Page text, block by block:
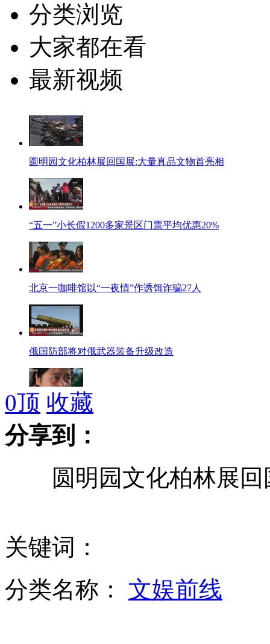
分类浏览
大家都在看
最新视频
圆明园文化柏林展回国展:大量真品文物首亮相
“五一”小长假1200多家景区门票平均优惠20%
北京一咖啡馆以“一夜情”作诱饵诈骗27人
俄国防部将对俄武器装备升级改造
实拍：震后第一课
百款新车亮相上海车展 新能源车“绿动”车展
电视直播被问"你幸福吗" 普京答:这是个哲学问题
浙江嘉兴病死猪再现 随意抛弃臭气熏天
0顶 收藏
分享到：
圆明园文化柏林展回
关键词：
分类名称： 文娱前线